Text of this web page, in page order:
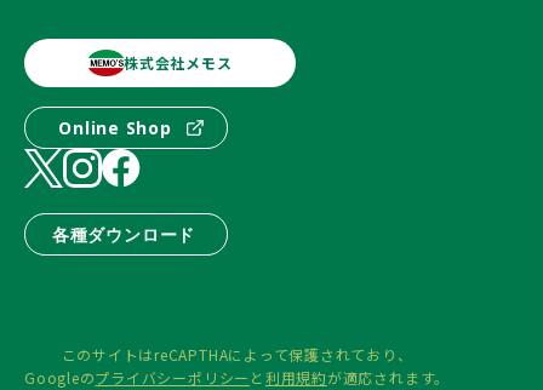
株式会社メモス
Online Shop
各種ダウンロード
このサイトはreCAPTHAによって保護されており、
Googleのプライバシーポリシー と利用規約が適応されます。